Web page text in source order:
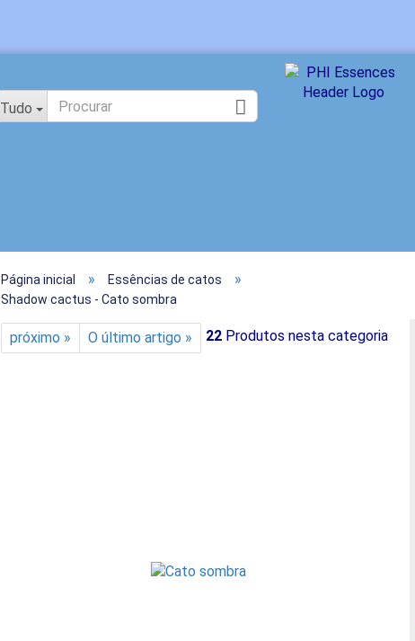
Mudar idioma
Tudo
Página inicial » Essências de catos »
Shadow cactus - Cato sombra
próximo » O último artigo » 22 Produtos nesta categoria